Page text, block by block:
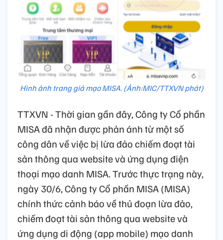
Hình ảnh trang giả mạo MISA. (Ảnh:MIC/TTXVN phát)
TTXVN - Thời gian gần đây, Công ty Cổ phần
MISA đã nhận được phản ánh từ một số
công dân về việc bị lừa đảo chiếm đoạt tài
sản thông qua website và ứng dụng điện
thoại mạo danh MISA. Trước thực trạng này,
ngày 30/6, Công ty Cổ phần MISA (MISA)
chính thức cảnh báo về thủ đoạn lừa đảo,
chiếm đoạt tài sản thông qua website và
ứng dụng di động (app mobile) mạo danh